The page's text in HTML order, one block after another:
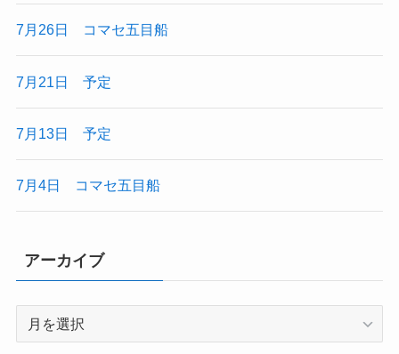
7月26日 コマセ五目船
7月21日 予定
7月13日 予定
7月4日 コマセ五目船
アーカイブ